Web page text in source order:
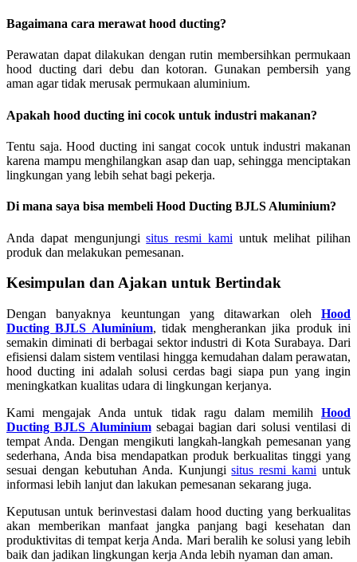
Bagaimana cara merawat hood ducting?
Perawatan dapat dilakukan dengan rutin membersihkan permukaan
hood ducting dari debu dan kotoran. Gunakan pembersih yang
aman agar tidak merusak permukaan aluminium.
Apakah hood ducting ini cocok untuk industri makanan?
Tentu saja. Hood ducting ini sangat cocok untuk industri makanan
karena mampu menghilangkan asap dan uap, sehingga menciptakan
lingkungan yang lebih sehat bagi pekerja.
Di mana saya bisa membeli Hood Ducting BJLS Aluminium?
Anda dapat mengunjungisitus resmi kami untuk melihat pilihan
produk dan melakukan pemesanan.
Kesimpulan dan Ajakan untuk Bertindak
Dengan banyaknya keuntungan yang ditawarkan oleh Hood
Ducting BJLS Aluminium, tidak mengherankan jika produk ini
semakin diminati di berbagai sektor industri di Kota Surabaya. Dari
efisiensi dalam sistem ventilasi hingga kemudahan dalam perawatan,
hood ducting ini adalah solusi cerdas bagi siapa pun yang ingin
meningkatkan kualitas udara di lingkungan kerjanya.
Kami mengajak Anda untuk tidak ragu dalam memilih Hood
Ducting BJLS Aluminiumsebagai bagian dari solusi ventilasi di
tempat Anda. Dengan mengikuti langkah-langkah pemesanan yang
sederhana, Anda bisa mendapatkan produk berkualitas tinggi yang
sesuai dengan kebutuhan Anda. Kunjungisitus resmi kami untuk
informasi lebih lanjut dan lakukan pemesanan sekarang juga.
Keputusan untuk berinvestasi dalam hood ducting yang berkualitas
akan memberikan manfaat jangka panjang bagi kesehatan dan
produktivitas di tempat kerja Anda. Mari beralih ke solusi yang lebih
baik dan jadikan lingkungan kerja Anda lebih nyaman dan aman.